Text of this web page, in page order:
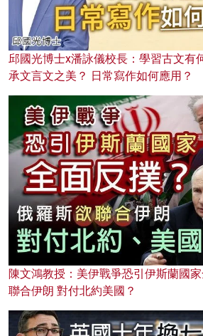
邱國光博士x潘詠儀校長：學習古文有
承文言文之美？ 日常寫作如何應用？
陳文鴻教授：美伊戰爭恐引伊斯蘭國
聯合伊朗 對付北約美國？